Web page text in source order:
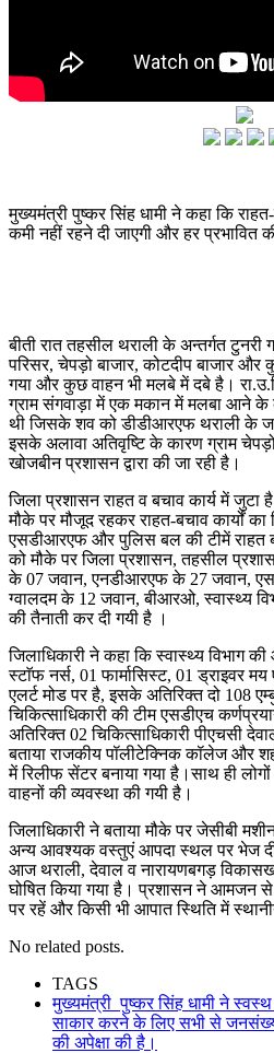
मुख्यमंत्री पुष्कर सिंह धामी ने कहा कि
कमी नहीं रहने दी जाएगी और हर प्रभावित
बीती रात तहसील थराली के अन्तर्गत
परिसर, चेपड़ो बाजार, कोटदीप बाजार
गया और कुछ वाहन भी मलबे में दबे है।
ग्राम संगवाड़ा में एक मकान में मलबा आने
थी जिसके शव को डीडीआरएफ थराली के
इसके अलावा अतिवृष्टि के कारण ग्राम
खोजबीन प्रशासन द्वारा की जा रही है।
जिला प्रशासन राहत व बचाव कार्य में जुटा
मौके पर मौजूद रहकर राहत-बचाव कार्यों
एसडीआरएफ और पुलिस बल की टीमें राहत
को मौके पर जिला प्रशासन, तहसील
के 07 जवान, एनडीआरएफ के 27 जवान,
ग्वालदम के 12 जवान, बीआरओ, स्वास्थ्य
की तैनाती कर दी गयी है ।
जिलाधिकारी ने कहा कि स्वास्थ्य विभाग
स्टाॅफ नर्स, 01 फार्मासिस्ट, 01 ड्राइवर
एलर्ट मोड पर है, इसके अतिरिक्त दो 108
चिकित्साधिकारी की टीम एसडीएच
अतिरिक्त 02 चिकित्साधिकारी पीएचसी
बताया राजकीय पॉलीटेक्निक कॉलेज और
में रिलीफ सेंटर बनाया गया है।साथ ही
वाहनों की व्यवस्था की गयी है।
जिलाधिकारी ने बताया मौके पर जेसीबी
अन्य आवश्यक वस्तुएं आपदा स्थल पर भेज दी
आज थराली, देवाल व नारायणबगड़
घोषित किया गया है। प्रशासन ने आमजन से
पर रहें और किसी भी आपात स्थिति में
No related posts.
TAGS
मुख्यमंत्री पुष्कर सिंह धामी ने
साकार करने के लिए सभी से
की अपेक्षा की है।